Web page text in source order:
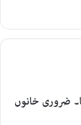
ضروری خانوں